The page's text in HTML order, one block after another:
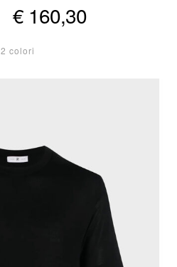
€ 160,30
2 colori